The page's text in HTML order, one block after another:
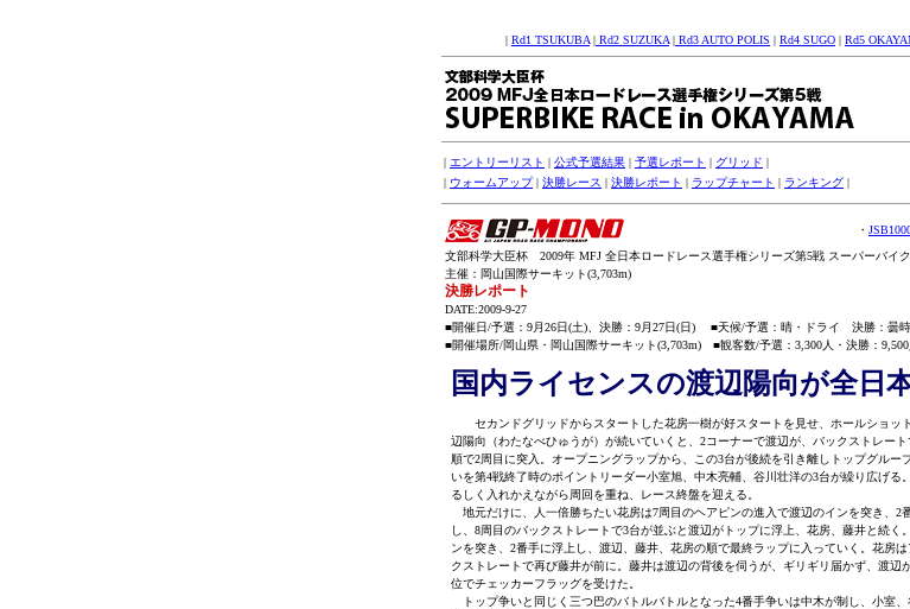
| Rd1 TSUKUBA | Rd2 SUZUKA | Rd3 AUTO POLIS | Rd4 SUGO | Rd5
| エントリーリスト | 公式予選結果 | 予選レポート | グリッド |
| ウォームアップ| 決勝レース | 決勝レポート | ラップチャート | ランキング |
・
文部科学大臣杯 2009年 MFJ 全日本ロードレース選手権シリーズ第5戦 スーパーバイ
主催：岡山国際サーキット(3,703m)
決勝レポート
DATE:2009-9-27
■開催日/予選：9月26日(土)、決勝：9月27日(日) ■天候/予選：晴・ドライ 決勝：曇
■開催場所/岡山県・岡山国際サーキット(3,703m) ■観客数/予選：3,300人・決勝：9,500
国内ライセンスの渡辺陽向が全日
セカンドグリッドからスタートした花房一樹が好スタートを見せ、ホールショッ
辺陽向（わたなべひゅうが）が続いていくと、2コーナーで渡辺が、バックストレー
順で2周目に突入。オープニングラップから、この3台が後続を引き離しトップグルー
いを第4戦終了時のポイントリーダー小室旭、中木亮輔、谷川壮洋の3台が繰り広げる
るしく入れかえながら周回を重ね、レース終盤を迎える。
地元だけに、人一倍勝ちたい花房は7周目のヘアピンの進入で渡辺のインを突き、2
し、8周目のバックストレートで3台が並ぶと渡辺がトップに浮上、花房、藤井と続く
ンを突き、2番手に浮上し、渡辺、藤井、花房の順で最終ラップに入っていく。花房
クストレートで再び藤井が前に。藤井は渡辺の背後を伺うが、ギリギリ届かず、渡辺
位でチェッカーフラッグを受けた。
トップ争いと同じく三つ巴のバトルバトルとなった4番手争いは中木が制し、小室、